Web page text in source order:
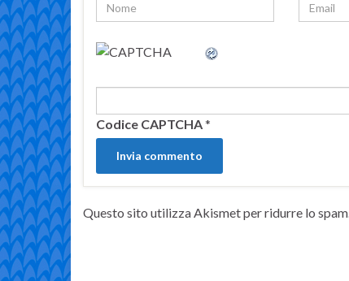
Codice CAPTCHA*
Questo sito utilizza Akismet per ridurre lo spam.